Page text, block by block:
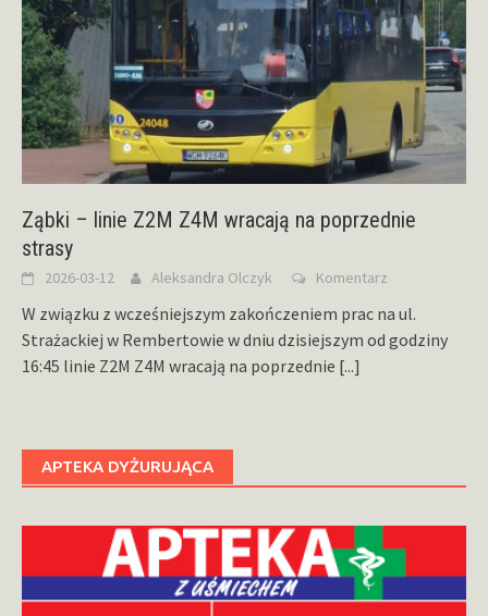
Ząbki – linie Z2M Z4M wracają na poprzednie
strasy
2026-03-12 Aleksandra Olczyk Komentarz
W związku z wcześniejszym zakończeniem prac na ul.
Strażackiej w Rembertowie w dniu dzisiejszym od godziny
16:45 linie Z2M Z4M wracają na poprzednie [...]
APTEKA DYŻURUJĄCA